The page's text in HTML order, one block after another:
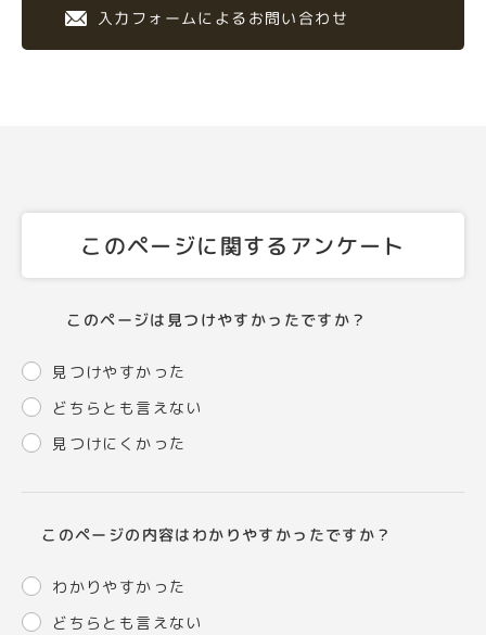
入力フォームによるお問い合わせ
このページに関するアンケート
このページは見つけやすかったですか？
見つけやすかった
どちらとも言えない
見つけにくかった
このページの内容はわかりやすかったですか？
わかりやすかった
どちらとも言えない